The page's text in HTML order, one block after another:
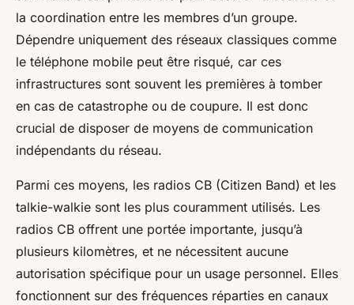
la coordination entre les membres d’un groupe.
Dépendre uniquement des réseaux classiques comme
le téléphone mobile peut être risqué, car ces
infrastructures sont souvent les premières à tomber
en cas de catastrophe ou de coupure. Il est donc
crucial de disposer de moyens de communication
indépendants du réseau.
Parmi ces moyens, les radios CB (Citizen Band) et les
talkie-walkie sont les plus couramment utilisés. Les
radios CB offrent une portée importante, jusqu’à
plusieurs kilomètres, et ne nécessitent aucune
autorisation spécifique pour un usage personnel. Elles
fonctionnent sur des fréquences réparties en canaux